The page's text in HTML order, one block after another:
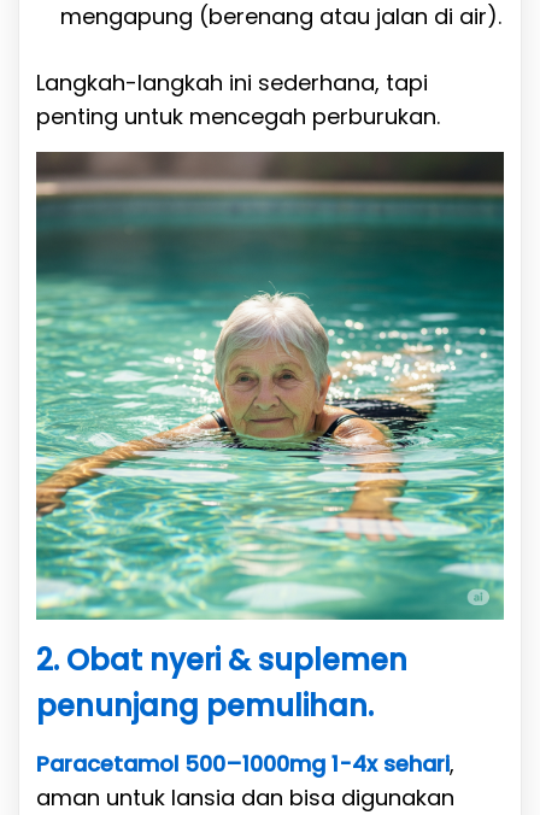
mengapung (berenang atau jalan di air).
Langkah-langkah ini sederhana, tapi
penting untuk mencegah perburukan.
2. Obat nyeri & suplemen
penunjang pemulihan.
Paracetamol 500–1000mg 1-4x sehari,
aman untuk lansia dan bisa digunakan